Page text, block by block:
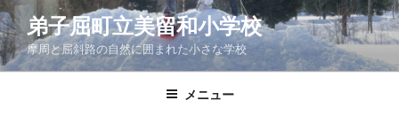
コ
ン
テ
ン
弟子屈町立美留和小学校
摩周と屈斜路の自然に囲まれた小さな学校
メニュー